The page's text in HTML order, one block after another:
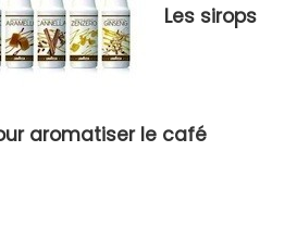
Les sirops
aromatiser le café